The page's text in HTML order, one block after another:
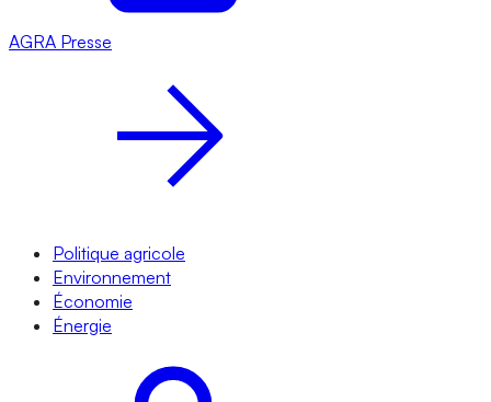
AGRA Presse
Politique agricole
Environnement
Économie
Énergie